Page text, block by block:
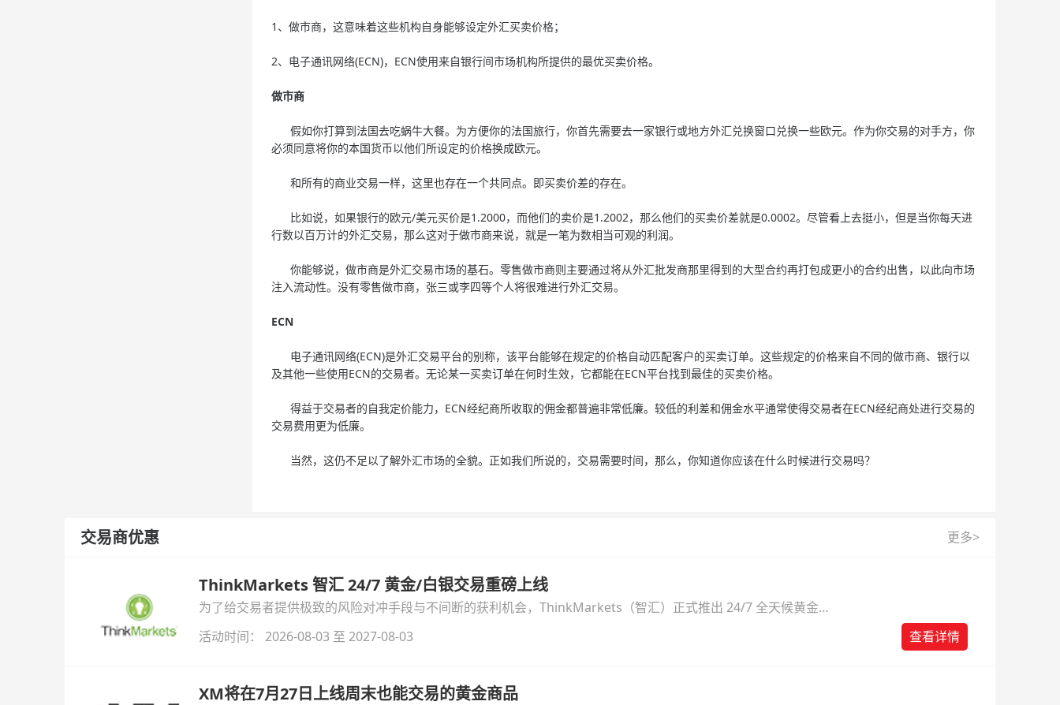
1、做市商，这意味着这些机构自身能够设定外汇买卖价格；
2、电子通讯网络(ECN)，ECN使用来自银行间市场机构所提供的最优买卖价格。
做市商
假如你打算到法国去吃蜗牛大餐。为方便你的法国旅行，你首先需要去一家银行或地方外汇兑换窗口兑换一些欧元。作为你交易的对手方，你
必须同意将你的本国货币以他们所设定的价格换成欧元。
和所有的商业交易一样，这里也存在一个共同点。即买卖价差的存在。
比如说，如果银行的欧元/美元买价是1.2000，而他们的卖价是1.2002，那么他们的买卖价差就是0.0002。尽管看上去挺小，但是当你每天进
行数以百万计的外汇交易，那么这对于做市商来说，就是一笔为数相当可观的利润。
你能够说，做市商是外汇交易市场的基石。零售做市商则主要通过将从外汇批发商那里得到的大型合约再打包成更小的合约出售，以此向市场
注入流动性。没有零售做市商，张三或李四等个人将很难进行外汇交易。
ECN
电子通讯网络(ECN)是外汇交易平台的别称，该平台能够在规定的价格自动匹配客户的买卖订单。这些规定的价格来自不同的做市商、银行以
及其他一些使用ECN的交易者。无论某一买卖订单在何时生效，它都能在ECN平台找到最佳的买卖价格。
得益于交易者的自我定价能力，ECN经纪商所收取的佣金都普遍非常低廉。较低的利差和佣金水平通常使得交易者在ECN经纪商处进行交易的
交易费用更为低廉。
当然，这仍不足以了解外汇市场的全貌。正如我们所说的，交易需要时间，那么，你知道你应该在什么时候进行交易吗？
交易商优惠 更多>
ThinkMarkets 智汇 24/7 黄金/白银交易重磅上线
为了给交易者提供极致的风险对冲手段与不间断的获利机会，ThinkMarkets（智汇）正式推出 24/7 全天候黄金
与白银交易！本文将为您详细拆解本次升级的核心交易品种、杠杆配置、支持软件及交易细则。
活动时间： 2026-08-03 至 2027-08-03 查看详情
XM将在7月27日上线周末也能交易的黄金商品